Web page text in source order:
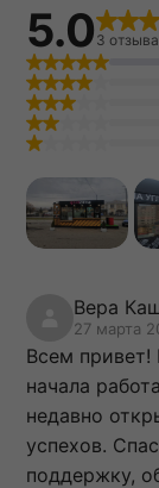
5.0 3 отзыва
Вера
27 марта
Всем привет!
начала
недавно
успехов.
поддержку,